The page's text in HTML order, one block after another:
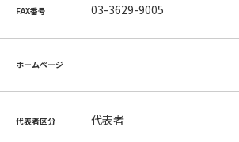
FAX番号 03-3629-9005
ホームページ
代表者区分 代表者